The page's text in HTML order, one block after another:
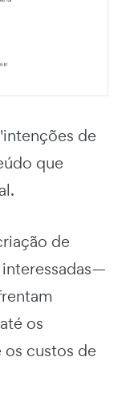
de
que
de
os
os custos de